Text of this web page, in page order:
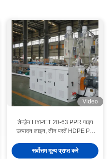
Video
शेन्ज़ेन HYPET 20-63 PPR पाइप
उत्पादन लाइन, तीन परतें HDPE PE
सर्वोत्तम मूल्य प्राप्त करें